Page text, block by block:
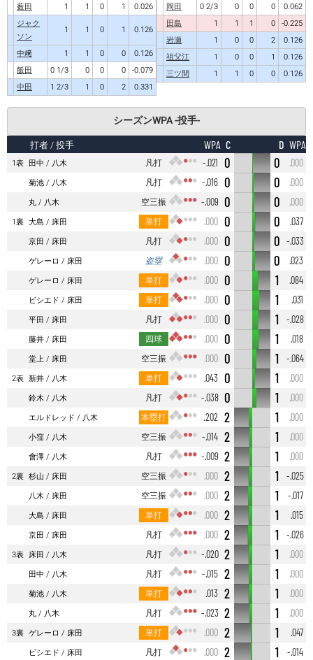
薮田
1 1 0 1
0.026
ジャク
ソン
1 1 0 1
0.126
中﨑
1 1 0 0
0.126
飯田
0 1/3 0 0 0 -0.079
中田
1 2/3 1 0 2 0.331
岡田
0 2/3 0 0 0
0.062
田島
1 1 1 0 -0.225
岩瀬
1 0 0 2
0.126
祖父江
1 0 0 1
0.126
三ツ間
1 1 0 0 0.126
シーズンWPA -投手-
打者/ 投手 WPA C D WPA
1表 田中 八木 凡打 -.021 0 0
.000
菊池
八木 凡打 -.016 0 0
.000
丸
八木 空三振 -.009 0 0
.000
1裏 大島 床田 単打 .000 0 0
.037
京田
床田 凡打 .000 0 0 -.033
ゲレーロ
床田 盗塁 .000 0 0
.023
ゲレーロ
床田 単打 .000 0 1
.084
ビシエド
床田 単打 .000 0 1
.031
平田
床田 凡打 .000 0 1
-.028
藤井
床田 四球 .000 0 1
.018
堂上
床田 空三振 .000 0 1
-.064
2表 新井 八木 単打 .043 0 1
.000
鈴木
八木 凡打 -.038 0 1
.000
エルドレッド
八木 本塁打 .202 2 1
.000
小窪
八木 空三振 -.014 2 1
.000
會澤
八木 凡打 -.009 2 1
.000
2裏 杉山 床田 空三振 .000 2 1
-.025
八木
床田 空三振 .000 2 1
-.017
大島
床田 単打 .000 2 1
.015
京田
床田 凡打 .000 2 1
-.026
3表 床田 八木 凡打 -.020 2 1
.000
田中
八木 凡打 -.015 2 1
.000
菊池
八木 単打 .013 2 1
.000
丸
八木 凡打 -.023 2 1
.000
3裏 ゲレーロ 床田 単打 .000 2 1
.047
ビシエド
床田 凡打 .000 2 1 -.014